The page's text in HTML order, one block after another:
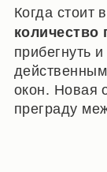
Когда стоит
количество
прибегнуть
окон. Новая
преграду